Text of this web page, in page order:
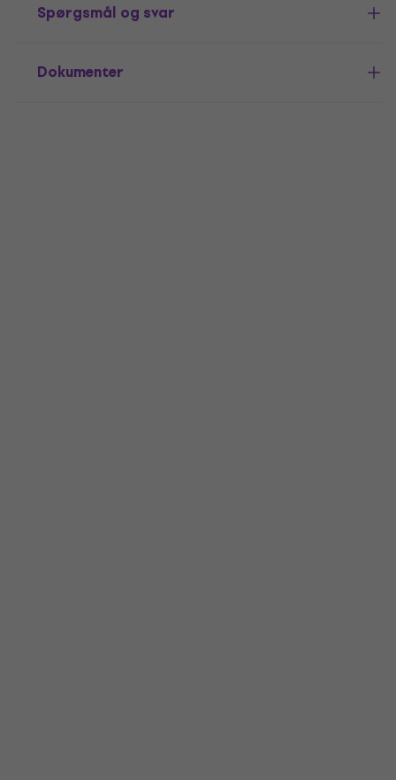
Spørgsmål og svar
Dokumenter